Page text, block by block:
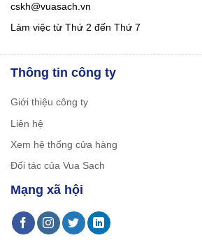
cskh@vuasach.vn
Làm việc từ Thứ 2 đến Thứ 7
Thông tin công ty
Giới thiệu công ty
Liên hệ
Xem hệ thống cửa hàng
Đối tác của Vua Sach
Mạng xã hội